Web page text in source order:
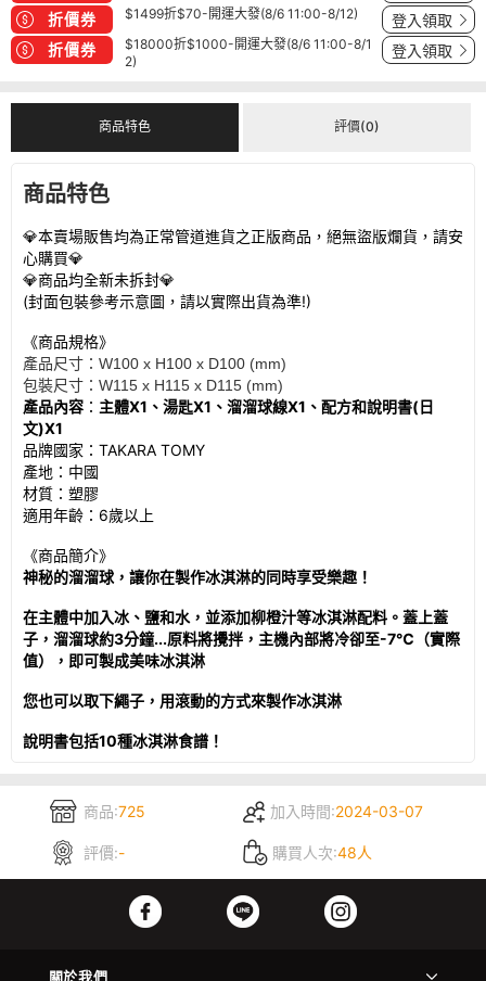
折價券 $1499折$70-開運大發(8/6 11:00-8/12) 登入領取
折價券
$18000折$1000-開運大發(8/6 11:00-8/1
2)
登入領取
商品特色 評價(0)
商品特色
💎本賣場販售均為正常管道進貨之正版商品，絕無盜版爛貨，請安
心購買💎
💎商品均全新未拆封💎
(封面包裝參考示意圖，請以實際出貨為準!)
《商品規格》
產品尺寸： W100 x H100 x D100 (mm)
包裝尺寸： W115 x H115 x D115 (mm)
產品內容 ： 主體X1 、湯匙X1、溜溜球線X1、配方和說明書(日
文)X1
品牌國家： TAKARA TOMY
產地：中國
材質：塑膠
適用年齡： 6歲以上
《商品簡介》
神秘的溜溜球，讓你在製作冰淇淋的同時享受樂趣！
在主體中加入冰、鹽和水，並添加柳橙汁等冰淇淋配料。蓋上蓋
子，溜溜球約3分鐘...原料將攪拌，主機內部將冷卻至-7℃（實際
值）， 即可製成美味冰淇淋
您也可以取下繩子， 用滾動的方式來製作冰淇淋
說明書包括10種冰淇淋食譜！
商品:725 加入時間:2024-03-07
評價:- 購買人次:48人
關於我們